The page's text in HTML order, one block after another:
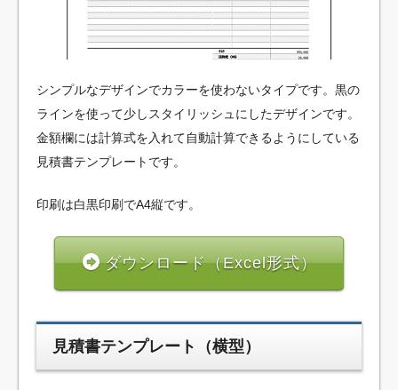
シンプルなデザインでカラーを使わないタイプです。黒の
ラインを使って少しスタイリッシュにしたデザインです。
金額欄には計算式を入れて自動計算できるようにしている
見積書テンプレートです。
印刷は白黒印刷でA4縦です。
ダウンロード（Excel形式）
見積書テンプレート（横型）